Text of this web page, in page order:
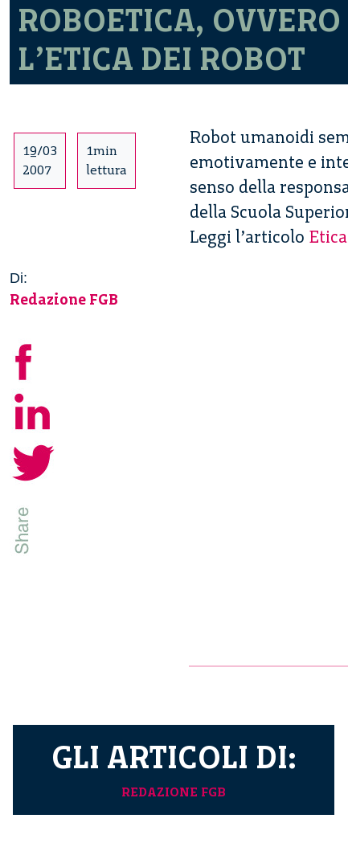
ROBOETICA, OVVERO
L’ETICA DEI ROBOT
19/03
2007
1min
lettura
Di:
Redazione FGB
Robot umanoidi
emotivamente e
senso della
della Scuola
Leggi l’articolo
GLI ARTICOLI DI:
REDAZIONE FGB